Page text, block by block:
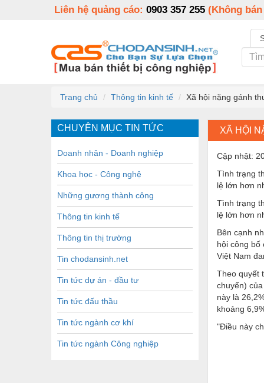
Liên hệ quảng cáo: 0903 357 255 (Không
Trang chủ Thông tin kinh tế Xã hội nặng gánh
CHUYÊN MỤC TIN TỨC
Doanh nhân - Doanh nghiệp
Khoa học - Công nghệ
Những gương thành công
Thông tin kinh tế
Thông tin thị trường
Tin chodansinh.net
Tin tức dự án - đầu tư
Tin tức đấu thầu
Tin tức ngành cơ khí
Tin tức ngành Công nghiệp
XÃ HỘI
Cập nhật:
Tình trạng
lệ lớn hơn
Tình trạng
lệ lớn hơn
Bên cạnh
hội công bố
Việt Nam
Theo quyết
chuyển)
này là
khoảng
"Điều này